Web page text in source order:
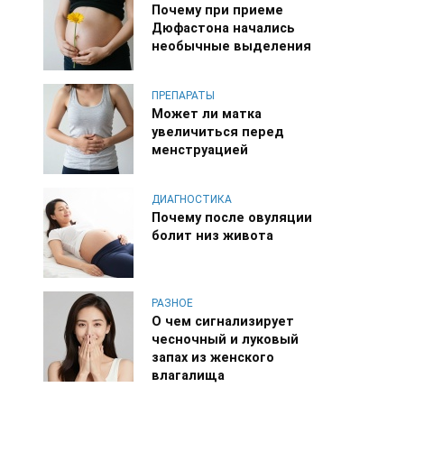
Почему при приеме
Дюфастона начались
необычные выделения
ПРЕПАРАТЫ
Может ли матка
увеличиться перед
менструацией
ДИАГНОСТИКА
Почему после овуляции
болит низ живота
РАЗНОЕ
О чем сигнализирует
чесночный и луковый
запах из женского
влагалища